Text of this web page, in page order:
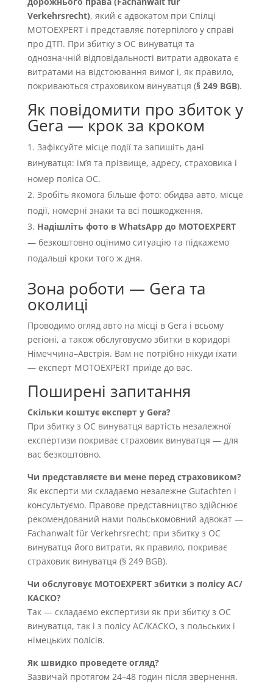
Verkehrsrecht), який є адвокатом при Спілці
MOTOEXPERT і представляє потерпілого у справі
про ДТП. При збитку з OC винуватця та
однозначній відповідальності витрати адвоката є
витратами на відстоювання вимог і, як правило,
покриваються страховиком винуватця (§ 249 BGB).
Як повідомити про збиток у
Gera — крок за кроком
Зафіксуйте місце події та запишіть дані
винуватця: імʼя та прізвище, адресу, страховика і
номер поліса OC.
Зробіть якомога більше фото: обидва авто, місце
події, номерні знаки та всі пошкодження.
Надішліть фото в WhatsApp до MOTOEXPERT
— безкоштовно оцінимо ситуацію та підкажемо
подальші кроки того ж дня.
Зона роботи — Gera та
околиці
Проводимо огляд авто на місці в Gera і всьому
регіоні, а також обслуговуємо збитки в коридорі
Німеччина–Австрія. Вам не потрібно нікуди їхати
— експерт MOTOEXPERT приїде до вас.
Поширені запитання
Скільки коштує експерт у Gera?
При збитку з OC винуватця вартість незалежної
експертизи покриває страховик винуватця — для
вас безкоштовно.
Чи представляєте ви мене перед страховиком?
Як експерти ми складаємо незалежне Gutachten і
консультуємо. Правове представництво здійснює
рекомендований нами польськомовний адвокат —
Fachanwalt für Verkehrsrecht; при збитку з OC
винуватця його витрати, як правило, покриває
страховик винуватця (§ 249 BGB).
Чи обслуговує MOTOEXPERT збитки з полісу AC/
КАСКО?
Так — складаємо експертизи як при збитку з OC
винуватця, так і з полісу AC/КАСКО, з польських і
німецьких полісів.
Як швидко проведете огляд?
Зазвичай протягом 24–48 годин після звернення.